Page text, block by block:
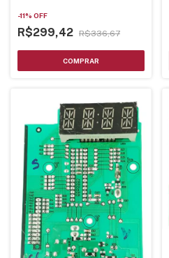
-11% OFF
R$299,42 R$336,67